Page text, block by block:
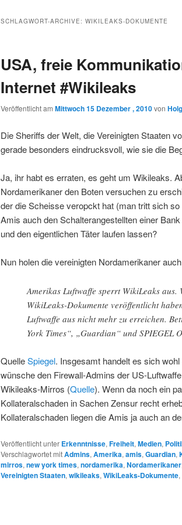
wechseln
SCHLAGWORT-ARCHIVE: WIKILEAKS-DOKUMENTE
USA, freie
Internet #Wikileaks
Veröffentlicht am Mittwoch 15 Dezember , 2010von
Die Sheriffs der Welt, die Vereinigten Staaten
gerade besonders eindrucksvoll, wie sie die
Ja, ihr habt es erraten, es geht um Wikileaks.
Nordamerikaner den Boten versuchen zu
der die Scheisse veropckt hat (man tritt sich
Amis auch den Schalterangestellten einer
und den eigentlichen Täter laufen lassen?
Nun holen die vereinigten Nordamerikaner
Amerikas Luftwaffe sperrt WikiLeaks aus.
WikiLeaks-Dokumente veröffentlicht
Luftwaffe aus nicht mehr zu erreichen.
York Times“, „Guardian“ und SPIEGEL
QuelleSpiegel. Insgesamt handelt es sich
wünsche den Firewall-Admins der US-
Wikileaks-Mirros (Quelle). Wenn da noch ein
Kollateralschaden in Sachen Zensur recht
Kollateralschaden liegen die Amis ja auch an
Veröffentlicht unter Erkenntnisse,Freiheit,Medien,
Verschlagwortet mitAdmins,Amerika,amis,Guardian,
mirros,new york times,nordamerika,Nordamerikaner
Vereinigten Staaten,wikileaks,WikiLeaks-Dokumente,